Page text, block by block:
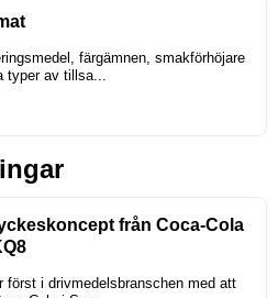
färgämnen, smakförhöjare
typer av tillsa...
från Coca-Cola
först i drivmedelsbranschen med att